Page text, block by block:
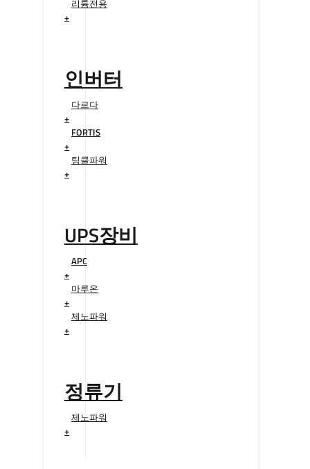
리튬전용
+
인버터
다르다
+
FORTIS
+
팅클파워
+
UPS장비
APC
+
마루온
+
제노파워
+
정류기
제노파워
+